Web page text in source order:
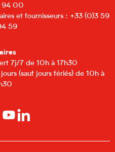
94 00
et fournisseurs : +33 (0)3 59
59
7j/7 de 10h à 17h30
(sauf jours fériés) de 10h à